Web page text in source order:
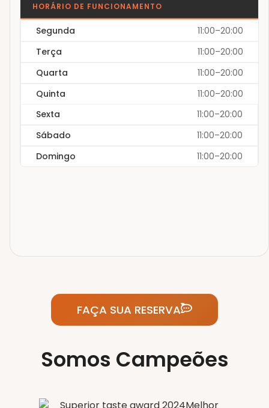
HORÁRIO DE FUNCIONAMENTO
Segunda
11:00–20:00
Terça
11:00–20:00
Quarta
11:00–20:00
Quinta
11:00–20:00
Sexta
11:00–20:00
Sábado
11:00–20:00
Domingo
11:00–20:00
FAÇA SUA RESERVA
Somos Campeões